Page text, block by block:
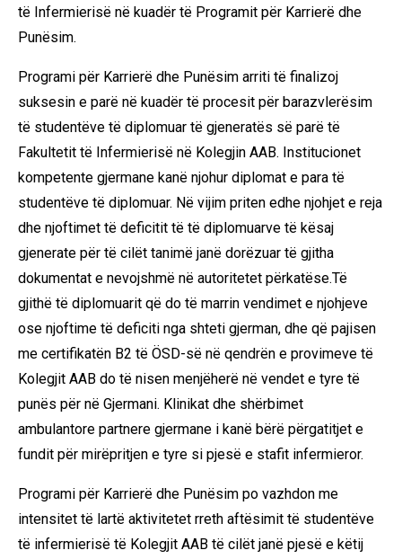
të Infermierisë në kuadër të Programit për Karrierë dhe
Punësim.
Programi për Karrierë dhe Punësim arriti të finalizoj
suksesin e parë në kuadër të procesit për barazvlerësim
të studentëve të diplomuar të gjeneratës së parë të
Fakultetit të Infermierisë në Kolegjin AAB. Institucionet
kompetente gjermane kanë njohur diplomat e para të
studentëve të diplomuar. Në vijim priten edhe njohjet e reja
dhe njoftimet të deficitit të të diplomuarve të kësaj
gjenerate për të cilët tanimë janë dorëzuar të gjitha
dokumentat e nevojshmë në autoritetet përkatëse.Të
gjithë të diplomuarit që do të marrin vendimet e njohjeve
ose njoftime të deficiti nga shteti gjerman, dhe që pajisen
me certifikatën B2 të ÖSD-së në qendrën e provimeve të
Kolegjit AAB do të nisen menjëherë në vendet e tyre të
punës për në Gjermani. Klinikat dhe shërbimet
ambulantore partnere gjermane i kanë bërë përgatitjet e
fundit për mirëpritjen e tyre si pjesë e stafit infermieror.
Programi për Karrierë dhe Punësim po vazhdon me
intensitet të lartë aktivitetet rreth aftësimit të studentëve
të infermierisë të Kolegjit AAB të cilët janë pjesë e këtij